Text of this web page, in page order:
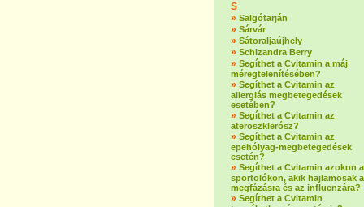
S
» Salgótarján
» Sárvár
» Sátoraljaújhely
» Schizandra Berry
» Segíthet a Cvitamin a máj
méregtelenítésében?
» Segíthet a Cvitamin az
allergiás megbetegedések
esetében?
» Segíthet a Cvitamin az
ateroszklerósz?
» Segíthet a Cvitamin az
epehólyag-megbetegedések
esetén?
» Segíthet a Cvitamin azokon a
sportolókon, akik hajlamosak a
megfázásra és az influenzára?
» Segíthet a Cvitamin